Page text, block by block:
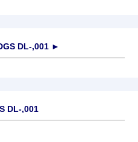
DL-,001 ►
DL-,001